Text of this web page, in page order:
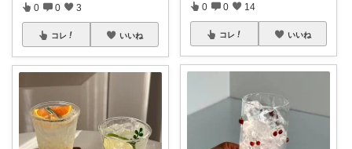
0 0 3
コレ いいね
0 0 14
コレ いいね